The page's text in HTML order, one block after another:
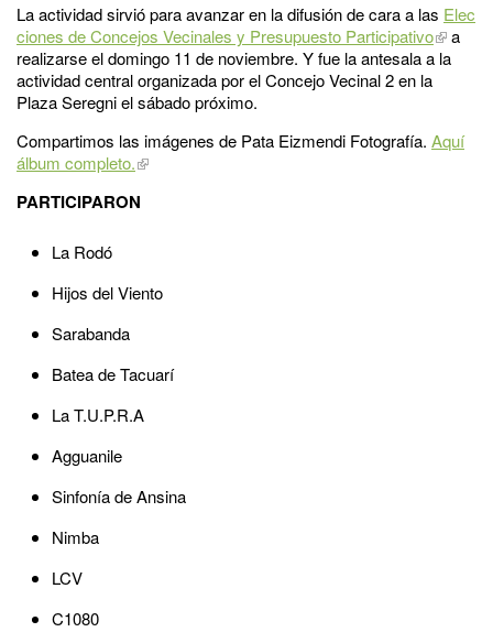
La actividad sirvió para avanzar en la difusión de cara a las Elec
ciones de Concejos Vecinales y Presupuesto Participativo
a
realizarse el domingo 11 de noviembre. Y fue la antesala a la
actividad central organizada por el Concejo Vecinal 2 en la
Plaza Seregni el sábado próximo.
Compartimos las imágenes de Pata Eizmendi Fotografía. Aquí
álbum completo.
PARTICIPARON
La Rodó
Hijos del Viento
Sarabanda
Batea de Tacuarí
La T.U.P.R.A
Agguanile
Sinfonía de Ansina
Nimba
LCV
C1080